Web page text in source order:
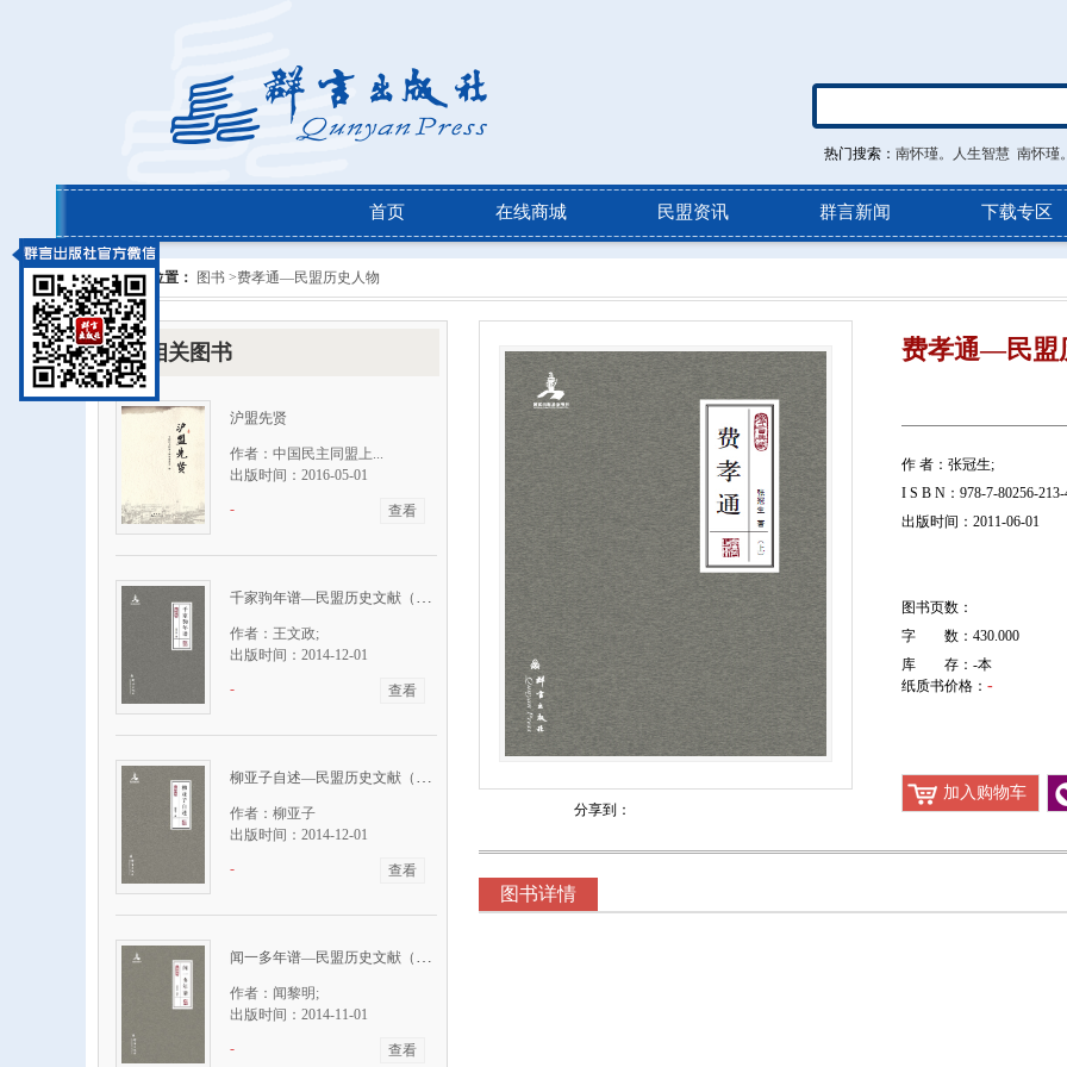
热门搜索： 南怀瑾。人生智慧 南怀瑾
首页 在线商城 民盟资讯 群言新闻 下载专区
当前位置： 图书 >费孝通—民盟历史人物
相关图书
沪盟先贤
作者：中国民主同盟上...
出版时间：2016-05-01
-
查看
千家驹年谱—民盟历史文献（精）
作者：王文政;
出版时间：2014-12-01
-
查看
柳亚子自述—民盟历史文献（精）
作者：柳亚子
出版时间：2014-12-01
-
查看
闻一多年谱—民盟历史文献（精）
作者：闻黎明;
出版时间：2014-11-01
-
查看
分享到：
费孝通—民盟
作 者：张冠生;
I S B N：978-7-80256-213-
出版时间：2011-06-01
图书页数：
字 数：430.000
库 存： -本
纸质书价格： -
加入购物车
图书详情